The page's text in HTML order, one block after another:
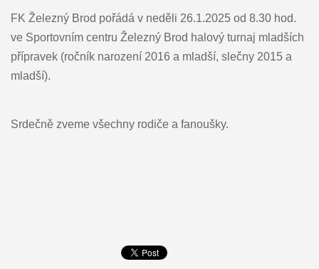
FK Železný Brod pořádá v neděli 26.1.2025 od 8.30 hod.
ve Sportovním centru Železný Brod halový turnaj mladších
přípravek (ročník narození 2016 a mladší, slečny 2015 a
mladší).
Srdečně zveme všechny rodiče a fanoušky.